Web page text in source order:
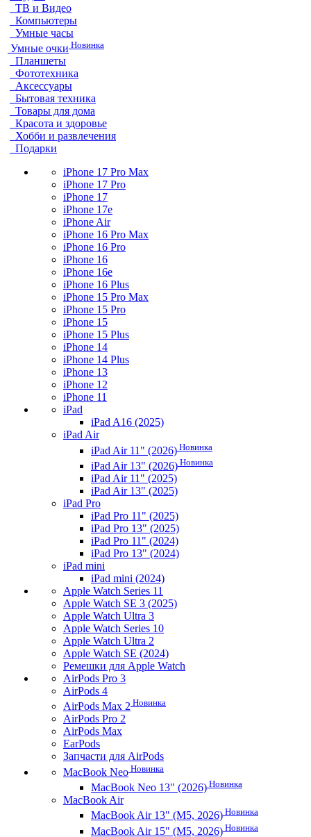
ТВ и Видео
Компьютеры
Умные часы
Умные очки Новинка
Планшеты
Фототехника
Аксессуары
Бытовая техника
Товары для дома
Красота и здоровье
Хобби и развлечения
Подарки
iPhone 17 Pro Max
iPhone 17 Pro
iPhone 17
iPhone 17e
iPhone Air
iPhone 16 Pro Max
iPhone 16 Pro
iPhone 16
iPhone 16e
iPhone 16 Plus
iPhone 15 Pro Max
iPhone 15 Pro
iPhone 15
iPhone 15 Plus
iPhone 14
iPhone 14 Plus
iPhone 13
iPhone 12
iPhone 11
iPad
iPad A16 (2025)
iPad Air
iPad Air 11" (2026) Новинка
iPad Air 13" (2026) Новинка
iPad Air 11" (2025)
iPad Air 13" (2025)
iPad Pro
iPad Pro 11" (2025)
iPad Pro 13" (2025)
iPad Pro 11" (2024)
iPad Pro 13" (2024)
iPad mini
iPad mini (2024)
Apple Watch Series 11
Apple Watch SE 3 (2025)
Apple Watch Ultra 3
Apple Watch Series 10
Apple Watch Ultra 2
Apple Watch SE (2024)
Ремешки для Apple Watch
AirPods Pro 3
AirPods 4
AirPods Max 2 Новинка
AirPods Pro 2
AirPods Max
EarPods
Запчасти для AirPods
MacBook Neo Новинка
MacBook Neo 13" (2026) Новинка
MacBook Air
MacBook Air 13" (M5, 2026) Новинка
MacBook Air 15" (M5, 2026) Новинка